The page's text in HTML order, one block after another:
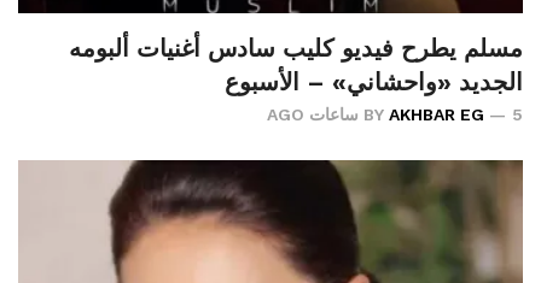
مسلم يطرح فيديو كليب سادس أغنيات ألبومه
الجديد «واحشاني» – الأسبوع
BY AKHBAR EG 5 ساعات AGO